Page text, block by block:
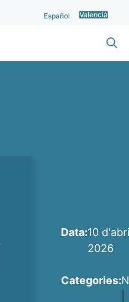
Español Valencià
Data:10
2026
Categories: